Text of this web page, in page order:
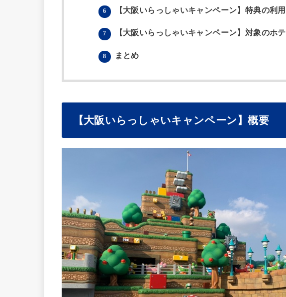
6 【大阪いらっしゃいキャンペーン】特典の利用
7 【大阪いらっしゃいキャンペーン】対象のホ
8 まとめ
【大阪いらっしゃいキャンペーン】概要